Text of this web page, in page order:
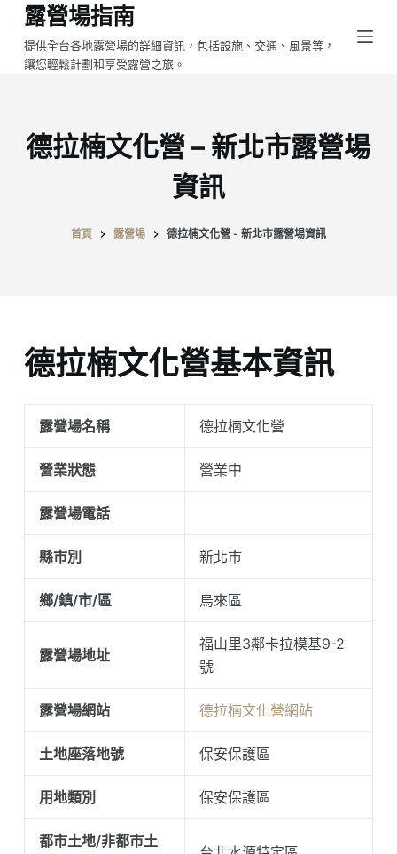
跳
至
主
容
露營場指南
提供全台各地露營場的詳細資訊，包括設施、交通、風景等，
讓您輕鬆計劃和享受露營之旅。
德拉楠文化營 – 新北市露營場
資訊
首頁 露營場 德拉楠文化營 - 新北市露營場資訊
德拉楠文化營基本資訊
露營場名稱 德拉楠文化營
營業狀態 營業中
露營場電話
縣市別 新北市
鄉/鎮/市/區 烏來區
露營場地址
福山里3鄰卡拉模基9-2
號
露營場網站 德拉楠文化營網站
土地座落地號 保安保護區
用地類別 保安保護區
都市土地/非都市土